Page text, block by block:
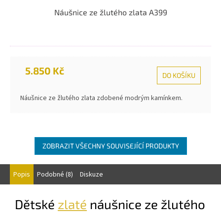
Náušnice ze žlutého zlata A399
5.850 Kč DO KOŠÍKU
Náušnice ze žlutého zlata zdobené modrým kamínkem.
ZOBRAZIT VŠECHNY SOUVISEJÍCÍ PRODUKTY
Popis Podobné (8) Diskuze
Dětské zlaté náušnice ze žlutého